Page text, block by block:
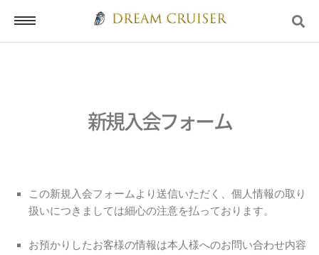
会員登録
新規入会フォーム
この新規入会フォームより送信いただく、個人情報の取り
扱いにつきましては細心の注意を払っております。
お預かりしたお客様の情報は本人様へのお問い合わせ内容